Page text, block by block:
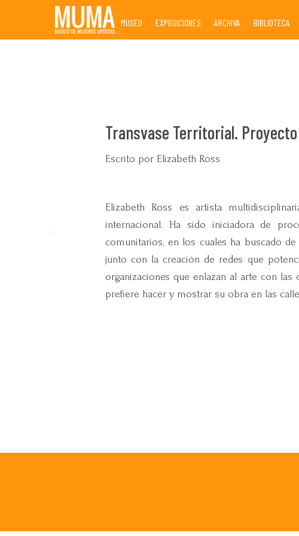
content
MUSEO EXPOSICIONES ARCHIVA BIBLIOTECA
Transvase Territorial.
Escrito por Elizabeth Ross
Elizabeth Ross es artista
internacional. Ha sido iniciadora de
comunitarios, en los cuales ha buscado
junto con la creación de redes que
organizaciones que enlazan al arte con
prefiere hacer y mostrar su obra en las